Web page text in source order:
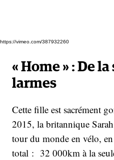
https://vimeo.com/387932260
« Home » : De
larmes
Cette fille est sacrément
2015, la britannique
tour du monde en vélo,
total : 32 000km à la